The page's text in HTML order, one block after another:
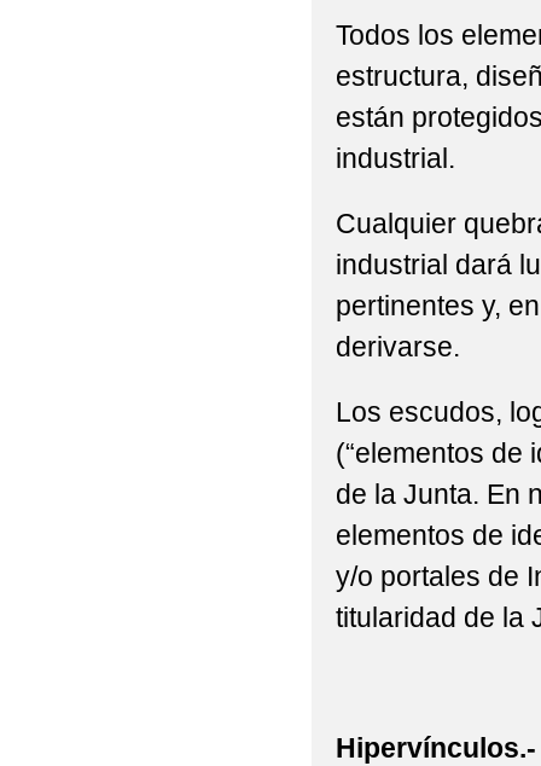
Todos los
estructura,
están
industrial.
Cualquier
industrial dará
pertinentes y,
derivarse.
Los escudos,
(“elementos de
de la Junta. En
elementos de
y/o portales de
titularidad de la
Hipervínculos.-